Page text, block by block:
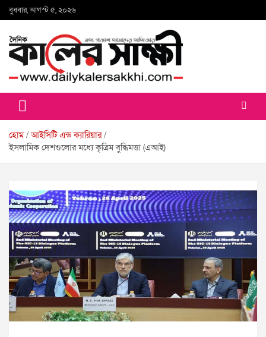
Skip
to
বুধবার, আগস্ট ৫, ২০২৬
কালের সাক্ষী
হোম আইসিটি এন্ড ক্যারিয়ার
ইসলামিক দেশগুলোর মধ্যে কৃত্রিম বুদ্ধিমত্তা (এআই)